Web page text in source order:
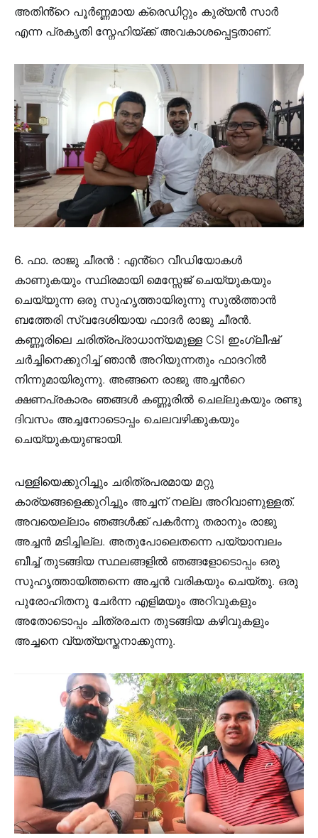
അതിൻ്റെ പൂർണ്ണമായ ക്രെഡിറ്റും കുര്യൻ സാർ
എന്ന പ്രകൃതി സ്നേഹിയ്ക്ക് അവകാശപ്പെട്ടതാണ്.
6. ഫാ. രാജു ചീരൻ : എൻ്റെ വീഡിയോകൾ
കാണുകയും സ്ഥിരമായി മെസ്സേജ് ചെയ്യുകയും
ചെയ്യുന്ന ഒരു സുഹൃത്തായിരുന്നു സുൽത്താൻ
ബത്തേരി സ്വദേശിയായ ഫാദർ രാജു ചീരൻ.
കണ്ണൂരിലെ ചരിത്രപ്രാധാന്യമുള്ള CSI ഇംഗ്ലീഷ്
ചർച്ചിനെക്കുറിച്ച് ഞാൻ അറിയുന്നതും ഫാദറിൽ
നിന്നുമായിരുന്നു. അങ്ങനെ രാജു അച്ചൻറെ
ക്ഷണപ്രകാരം ഞങ്ങൾ കണ്ണൂരിൽ ചെല്ലുകയും രണ്ടു
ദിവസം അച്ചനോടൊപ്പം ചെലവഴിക്കുകയും
ചെയ്യുകയുണ്ടായി.
പള്ളിയെക്കുറിച്ചും ചരിത്രപരമായ മറ്റു
കാര്യങ്ങളെക്കുറിച്ചും അച്ചന് നല്ല അറിവാണുള്ളത്.
അവയെല്ലാം ഞങ്ങൾക്ക് പകർന്നു തരാനും രാജു
അച്ചൻ മടിച്ചില്ല. അതുപോലെതന്നെ പയ്യാമ്പലം
ബീച്ച് തുടങ്ങിയ സ്ഥലങ്ങളിൽ ഞങ്ങളോടൊപ്പം ഒരു
സുഹൃത്തായിത്തന്നെ അച്ചൻ വരികയും ചെയ്തു. ഒരു
പുരോഹിതനു ചേർന്ന എളിമയും അറിവുകളും
അതോടൊപ്പം ചിത്രരചന തുടങ്ങിയ കഴിവുകളും
അച്ചനെ വ്യത്യസ്തനാക്കുന്നു.